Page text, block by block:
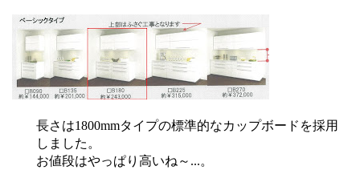
長さは1800mmタイプの標準的なカップボードを採用
しました。
お値段はやっぱり高いね～...。